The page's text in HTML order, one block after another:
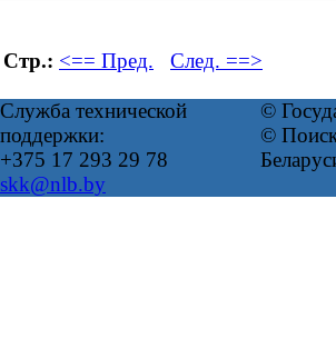
Стр.: <== Пред. След. ==>
Служба технической
поддержки:
+375 17 293 29 78
skk@nlb.by
©
©